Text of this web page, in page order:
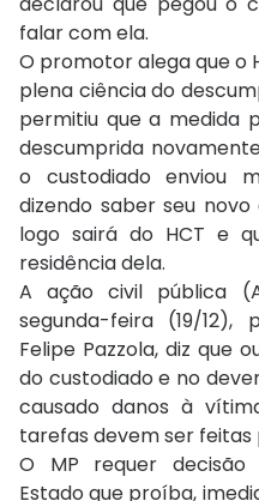
falar com ela.
O promotor alega que o
plena ciência do
permitiu que a medida
descumprida
o custodiado enviou
dizendo saber seu
logo sairá do HCT e
residência dela.
A ação civil pública
segunda-feira (19/
Felipe Pazzola, diz que
do custodiado e no
causado danos à
tarefas devem ser feitas
O MP requer decisão
Estado que proíba,